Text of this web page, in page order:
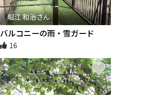
堀江 和治さん
バルコニーの雨・雪ガード
16